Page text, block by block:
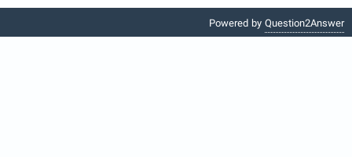
Powered by Question2Answer